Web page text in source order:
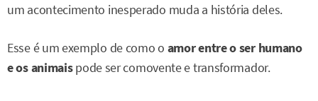
um acontecimento inesperado muda a história deles.
Esse é um exemplo de como o amor entre o ser humano
e os animaispode ser comovente e transformador.